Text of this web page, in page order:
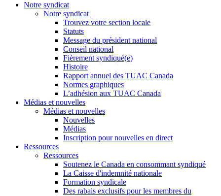
Notre syndicat
Notre syndicat
Trouvez votre section locale
Statuts
Message du président national
Conseil national
Fièrement syndiqué(e)
Histoire
Rapport annuel des TUAC Canada
Normes graphiques
L’adhésion aux TUAC Canada
Médias et nouvelles
Médias et nouvelles
Nouvelles
Médias
Inscription pour nouvelles en direct
Ressources
Ressources
Soutenez le Canada en consommant syndiqué
La Caisse d'indemnité nationale
Formation syndicale
Des rabais exclusifs pour les membres du